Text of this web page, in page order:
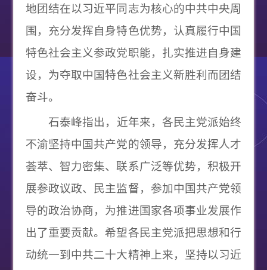
地团结在以习近平同志为核心的中共中央周
围，充分发挥自身特色优势，认真履行中国
特色社会主义参政党职能，扎实推进自身建
设，为夺取中国特色社会主义新胜利而团结
奋斗。
石泰峰指出，近年来，各民主党派始终
不渝坚持中国共产党的领导，充分发挥人才
荟萃、智力密集、联系广泛等优势，积极开
展参政议政、民主监督，参加中国共产党领
导的政治协商，为推进国家各项事业发展作
出了重要贡献。希望各民主党派把思想和行
动统一到中共二十大精神上来，坚持以习近